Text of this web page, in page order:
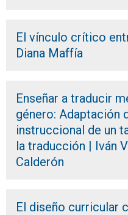
El vínculo crítico
Diana Maffía
Enseñar a traducir
género: Adaptación
instruccional de un
la traducción | Iván
Calderón
El diseño curricular